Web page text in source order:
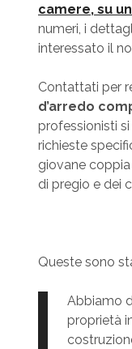
camere, su
numeri, i
interessato il
Contattati per
d’arredo
professionisti
richieste
giovane
di pregio e dei
Queste sono
Abbiamo
proprietà